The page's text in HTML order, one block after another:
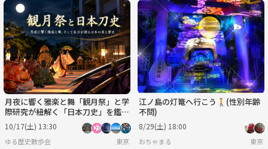
月夜に響く雅楽と舞「観月祭」と学
際研究が紐解く「日本刀史」を鑑賞
しよう！
10/17(土) 13:30
ゆる歴史散歩会 東京
江ノ島の灯篭へ行こう🚶(性別年齢
不問)
8/29(土) 18:00
おちゃまる 東京